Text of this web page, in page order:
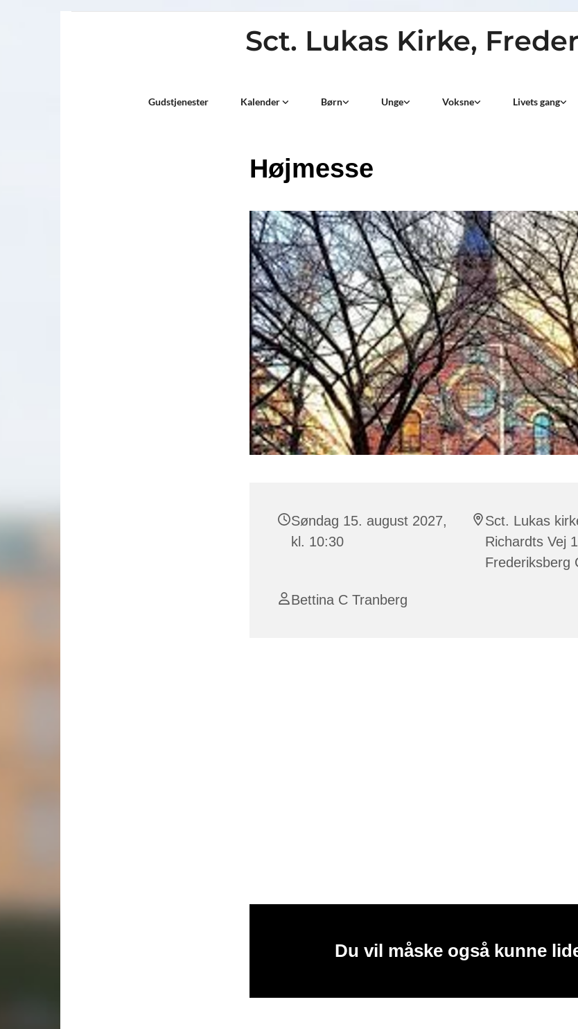
Sct. Lukas Kirke,
Gudstjenester Kalender Børn Unge Voksne Livets gang
Højmesse
Søndag 15. august 2027,
kl. 10:30
Sct. Lukas
Richardts Vej
Frederiksberg
Bettina C Tranberg
Du vil måske også kunne